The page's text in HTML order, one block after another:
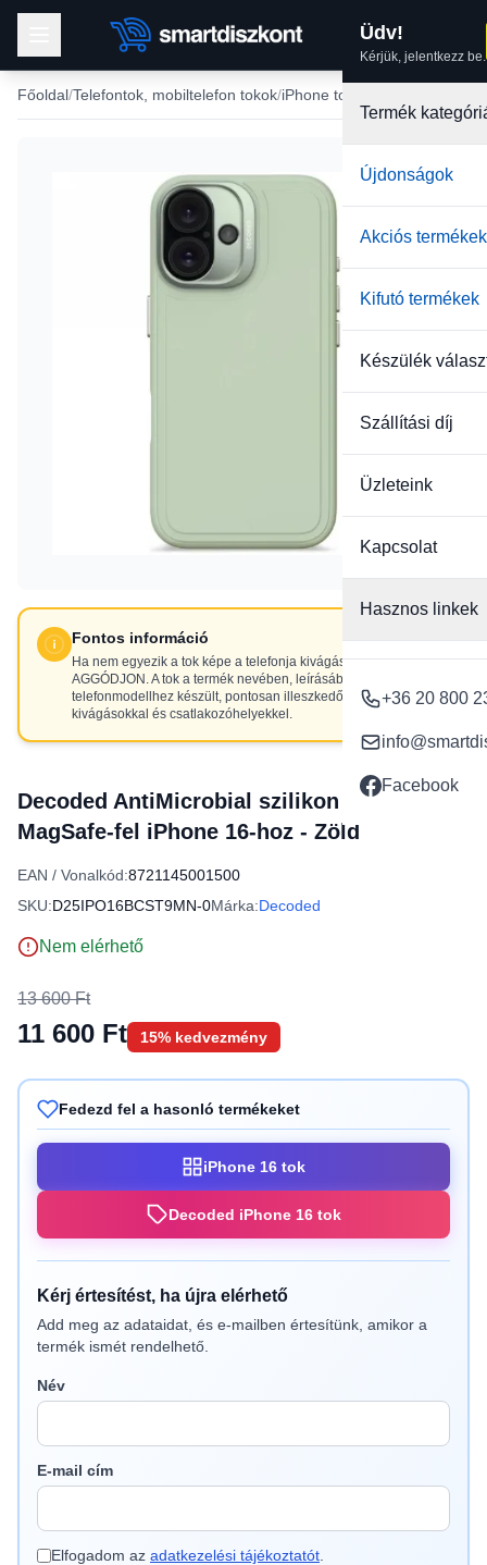
Üdv!
Kérjük, jelentkezz be.
Termék
Újdonságok
Akciós termékek
Kifutó termékek
Készülék
Szállítási díj
Üzleteink
Kapcsolat
Hasznos linkek
+36 20 800
Facebook
Főoldal Telefontok, mobiltelefon tokok iPhone tokok
Fontos információ
Ha nem egyezik a tok képe a telefonja kivágásaival, NE
AGGÓDJON. A tok a termék nevében, leírásában szereplő
telefonmodellhez készült, pontosan illeszkedő
kivágásokkal és csatlakozóhelyekkel.
-15%
Decoded AntiMicrobial szilikon hátlap tok
MagSafe-fel iPhone 16-hoz - Zöld
EAN / Vonalkód:8721145001500
SKU:D25IPO16BCST9MN-0Márka:Decoded
Nem elérhető
13 600 Ft
11 600 Ft 15% kedvezmény
Fedezd fel a hasonló termékeket
iPhone 16 tok
Decoded iPhone 16 tok
Kérj értesítést, ha újra elérhető
Add meg az adataidat, és e-mailben értesítünk, amikor a
termék ismét rendelhető.
Név
E-mail cím
Elfogadom az adatkezelési tájékoztatót